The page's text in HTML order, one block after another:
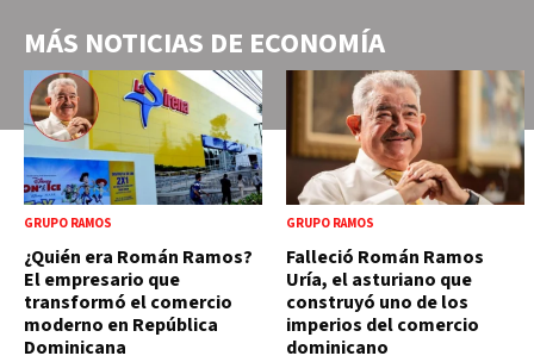
MÁS NOTICIAS DE ECONOMÍA
GRUPO RAMOS
¿Quién era Román Ramos?
El empresario que
transformó el comercio
moderno en República
Dominicana
GRUPO RAMOS
Falleció Román Ramos
Uría, el asturiano que
construyó uno de los
imperios del comercio
dominicano